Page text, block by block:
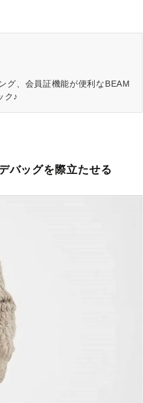
グ、会員証機能が便利なBEAM
ク♪
バッグを際立たせる